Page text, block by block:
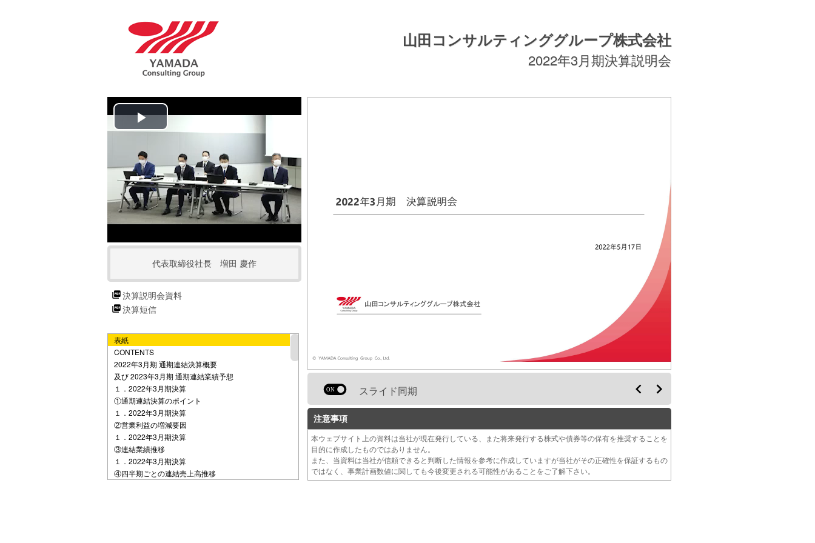
山田コンサルティンググループ株式会社
2022年3月期決算説明会
P
l
a
y
V
d
o
代表取締役社長 増田 慶作
決算説明会資料
決算短信
表紙
CONTENTS
2022年3月期 通期連結決算概要
及び 2023年3月期 通期連結業績予想
１．2022年3月期決算
①通期連結決算のポイント
１．2022年3月期決算
②営業利益の増減要因
１．2022年3月期決算
③連結業績推移
１．2022年3月期決算
④四半期ごとの連結売上高推移
スライド同期
注意事項
本ウェブサイト上の資料は当社が現在発行している、また将来発行する株式や債券等の保有を推奨することを
目的に作成したものではありません。
また、当資料は当社が信頼できると判断した情報を参考に作成していますが当社がその正確性を保証するもの
ではなく、事業計画数値に関しても今後変更される可能性があることをご了解下さい。